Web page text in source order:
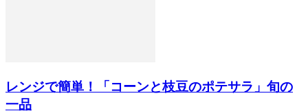
レンジで簡単！「コーンと枝豆のポテサラ」旬の
一品